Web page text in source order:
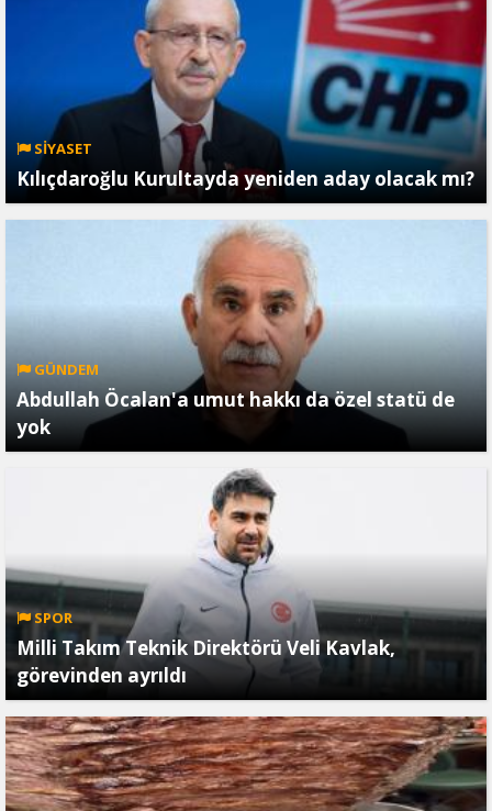
SİYASET
Kılıçdaroğlu Kurultayda yeniden aday olacak mı?
GÜNDEM
Abdullah Öcalan'a umut hakkı da özel statü de
yok
SPOR
Milli Takım Teknik Direktörü Veli Kavlak,
görevinden ayrıldı